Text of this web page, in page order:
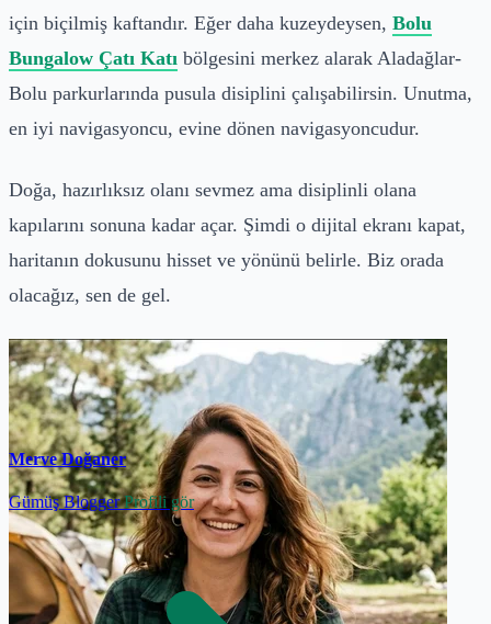
için biçilmiş kaftandır. Eğer daha kuzeydeysen, Bolu
Bungalow Çatı Katı bölgesini merkez alarak Aladağlar-
Bolu parkurlarında pusula disiplini çalışabilirsin. Unutma,
en iyi navigasyoncu, evine dönen navigasyoncudur.
Doğa, hazırlıksız olanı sevmez ama disiplinli olana
kapılarını sonuna kadar açar. Şimdi o dijital ekranı kapat,
haritanın dokusunu hisset ve yönünü belirle. Biz orada
olacağız, sen de gel.
Merve Doğaner
Gümüş Blogger Profili gör